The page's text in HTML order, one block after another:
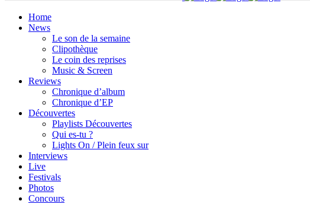
Home
News
Le son de la semaine
Clipothèque
Le coin des reprises
Music & Screen
Reviews
Chronique d’album
Chronique d’EP
Découvertes
Playlists Découvertes
Qui es-tu ?
Lights On / Plein feux sur
Interviews
Live
Festivals
Photos
Concours